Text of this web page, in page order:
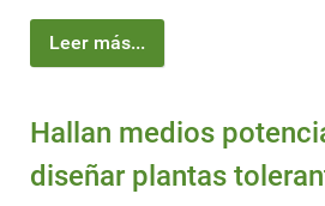
Leer más...
Hallan medios
diseñar plantas